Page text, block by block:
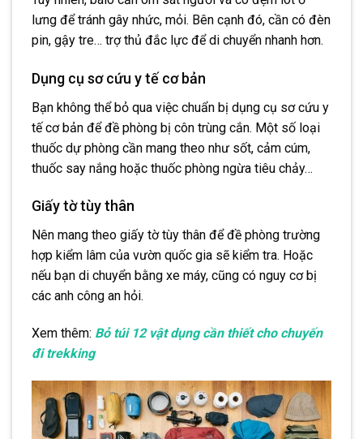
lưng để tránh gây nhức, mỏi. Bên cạnh đó, cần có đèn
pin, gậy tre… trợ thủ đắc lực để di chuyển nhanh hơn.
Dụng cụ sơ cứu y tế cơ bản
Bạn không thể bỏ qua việc chuẩn bị dụng cụ sơ cứu y
tế cơ bản để đề phòng bị côn trùng cắn. Một số loại
thuốc dự phòng cần mang theo như sốt, cảm cúm,
thuốc say nắng hoặc thuốc phòng ngừa tiêu chảy…
Giấy tờ tùy thân
Nên mang theo giấy tờ tùy thân để đề phòng trường
hợp kiểm lâm của vườn quốc gia sẽ kiểm tra. Hoặc
nếu bạn di chuyển bằng xe máy, cũng có nguy cơ bị
các anh công an hỏi.
Xem thêm: Bỏ túi 12 vật dụng cần thiết cho chuyến
đi trekking